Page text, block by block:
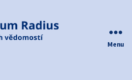
Menu